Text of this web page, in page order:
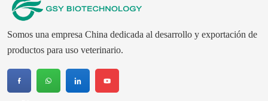
Somos una empresa China dedicada al desarrollo y exportación de
productos para uso veterinario.